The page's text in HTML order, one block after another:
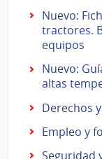
Nuevo:
tractores.
equipos
Nuevo:
altas
Derechos
Empleo y
Seguridad